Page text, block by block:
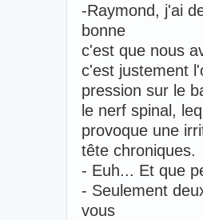
-Raymond, j'ai
bonne
c'est que nous
c'est justement
pression sur le
le nerf spinal,
provoque une
tête chroniques.
- Euh... Et que
- Seulement
vous